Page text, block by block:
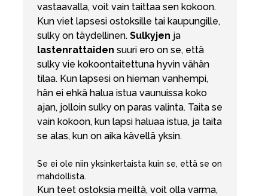
vastaavalla, voit vain taittaa sen kokoon.
Kun viet lapsesi ostoksille tai kaupungille,
sulky on täydellinen. Sulkyjen ja
lastenrattaiden suuri ero on se, että
sulky vie kokoontaitettuna hyvin vähän
tilaa. Kun lapsesi on hieman vanhempi,
hän ei ehkä halua istua vaunuissa koko
ajan, jolloin sulky on paras valinta. Taita se
vain kokoon, kun lapsi haluaa istua, ja taita
se alas, kun on aika kävellä yksin.
Se ei ole niin yksinkertaista kuin se, että se on
mahdollista.
Kun teet ostoksia meiltä, voit olla varma,